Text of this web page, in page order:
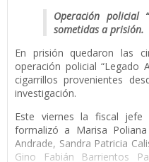
Operación policial
sometidas a prisión.
En prisión quedaron las
operación policial “Legado
cigarrillos provenientes
investigación.
Este viernes la fiscal jefe
formalizó a Marisa
Andrade, Sandra Patricia
Gino Fabián Barrientos